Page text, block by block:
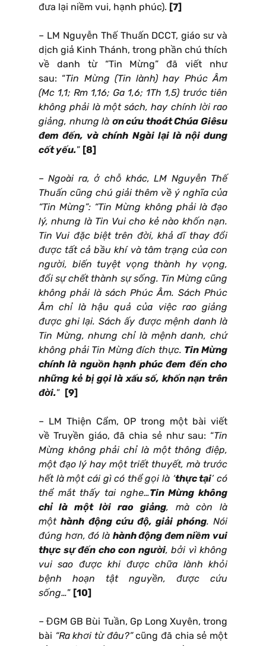
đưa lại niềm vui, hạnh phúc). [7]
– LM Nguyễn Thế Thuấn DCCT, giáo sư và
dịch giả Kinh Thánh, trong phần chú thích
về danh từ “Tin Mừng” đã viết như
sau: “Tin Mừng (Tin lành) hay Phúc Âm
(Mc 1,1; Rm 1,16; Ga 1,6; 1Th 1,5) trước tiên
không phải là một sách, hay chính lời rao
giảng, nhưng là ơn cứu thoát Chúa Giêsu
đem đến, và chính Ngài lại là nội dung
cốt yếu.” [8]
– Ngoài ra, ở chỗ khác, LM Nguyễn Thế
Thuấn cũng chú giải thêm về ý nghĩa của
“Tin Mừng”: “Tin Mừng không phải là đạo
lý, nhưng là Tin Vui cho kẻ nào khốn nạn.
Tin Vui đặc biệt trên đời, khả dĩ thay đổi
được tất cả bầu khí và tâm trạng của con
người, biến tuyệt vọng thành hy vọng,
đổi sự chết thành sự sống. Tin Mừng cũng
không phải là sách Phúc Âm. Sách Phúc
Âm chỉ là hậu quả của việc rao giảng
được ghi lại. Sách ấy được mệnh danh là
Tin Mừng, nhưng chỉ là mệnh danh, chứ
không phải Tin Mừng đích thực. Tin Mừng
chính là nguồn hạnh phúc đem đến cho
những kẻ bị gọi là xấu số, khốn nạn trên
đời.” [9]
– LM Thiện Cẩm, OP trong một bài viết
về Truyền giáo, đã chia sẻ như sau: “Tin
Mừng không phải chỉ là một thông điệp,
một đạo lý hay một triết thuyết, mà trước
hết là một cái gì có thể gọi là ‘thực tại’ có
thể mắt thấy tai nghe…Tin Mừng không
chỉ là một lời rao giảng, mà còn là
mộthành động cứu độ, giải phóng. Nói
đúng hơn, đó là hành động đem niềm vui
thực sự đến cho con người, bởi vì không
vui sao được khi được chữa lành khỏi
bệnh hoạn tật nguyền, được cứu
sống…” [10]
– ĐGM GB Bùi Tuần, Gp Long Xuyên, trong
bài “Ra khơi từ đâu?”cũng đã chia sẻ một